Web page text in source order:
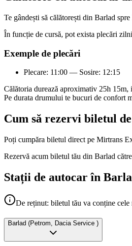
Te gândești să călătorești din Barlad
În funcție de cursă, pot exista plecări
Exemple de plecări
Plecare: 11:00 — Sosire: 12:15
Călătoria durează aproximativ 25h 15m,
Pe durata drumului te bucuri de confort
Cum să rezervi biletul
Poți cumpăra biletul direct pe Mirtrans
Rezervă acum biletul tău din Barlad
Stații de autocar în
De reținut: biletul tău va conține cele
Barlad (Petrom, Dacia Service )